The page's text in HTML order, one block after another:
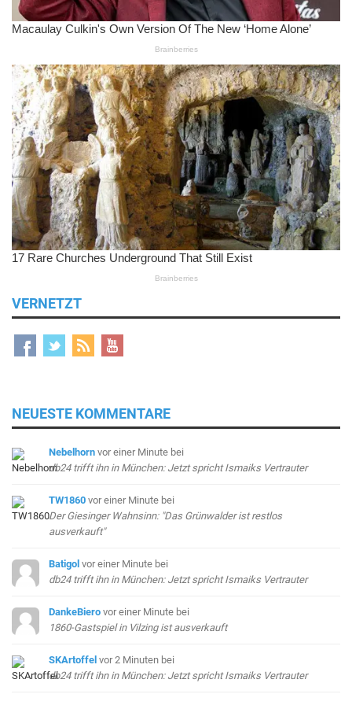
VERNETZT
NEUESTE KOMMENTARE
Nebelhorn vor einer Minute bei
db24 trifft ihn in München: Jetzt spricht Ismaiks Vertrauter
TW1860 vor einer Minute bei
Der Giesinger Wahnsinn: "Das Grünwalder ist restlos
ausverkauft"
Batigol vor einer Minute bei
db24 trifft ihn in München: Jetzt spricht Ismaiks Vertrauter
DankeBiero vor einer Minute bei
1860-Gastspiel in Vilzing ist ausverkauft
SKArtoffel vor 2 Minuten bei
db24 trifft ihn in München: Jetzt spricht Ismaiks Vertrauter